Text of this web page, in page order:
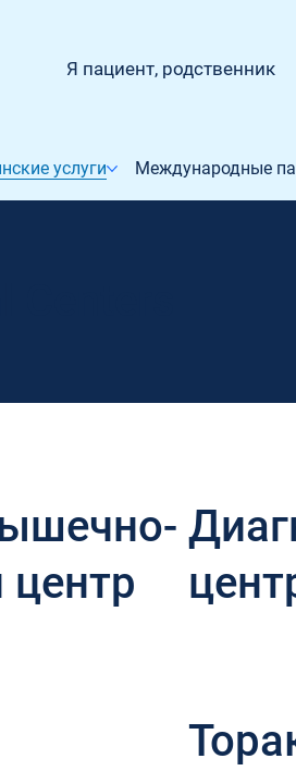
Я пациент, родственник
услуги Международные
центр